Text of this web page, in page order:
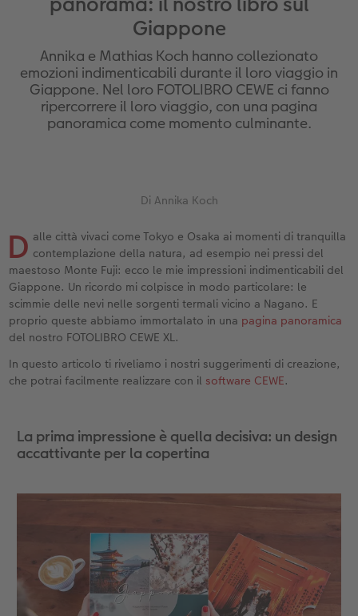
Custodia personalizzata
Tasca interna
FOTOLIBRO CEWE Kids
Copertina in pelle e lino
Come ordinare
Esempi di clienti
Storie dei clienti
Coffeetable Book «Art Collection»
Nature Prints
Poster premium
Set di foto
Foto adesivi
Fototessere biometriche
Accessori
CEWE myPhotos
Poster con mappa
Collage fotografico
hexxas
Plexiglas
Foto su legno
Poster Gallery
Poster su forex
Mosaico
Accessori
Altre occasioni
Biglietti pieghevoli
Foto biglietti
Cartoline postali
CEWE myPhotos
Giochi
Scuola e ufficio
Animali domestici
Faber-Castell
Foto-box regalo
Idee regalo
Buono regalo CEWE
CEWE myPhotos
Cover in silicone
Cover rigide
Cover in pelle
Cover in legno
Con design
CEWE myPhotos
Calendari da parete con design
Calendario da parete A4
Calendario da parete A4 Panoramico
Calendario da parete A3
CEWE myPhotos
Accessori
per il compleanno
Regali per la festa della mamma
Regali d’addio
Fotoregali per Pasqua
per l’addio al nubilato
Matrimonio
Concorsi fotografici
Storie dei clienti
Giappone
Annika e Mathias Koch hanno collezionato
emozioni indimenticabili durante il loro viaggio in
Giappone. Nel loro FOTOLIBRO CEWE ci fanno
ripercorrere il loro viaggio, con una pagina
panoramica come momento culminante.
Di Annika Koch
D alle città vivaci come Tokyo e Osaka ai momenti di tranquilla
contemplazione della natura, ad esempio nei pressi del
maestoso Monte Fuji: ecco le mie impressioni indimenticabili del
Giappone. Un ricordo mi colpisce in modo particolare: le
scimmie delle nevi nelle sorgenti termali vicino a Nagano. E
proprio queste abbiamo immortalato in una pagina panoramica
del nostro FOTOLIBRO CEWE XL.
In questo articolo ti riveliamo i nostri suggerimenti di creazione,
che potrai facilmente realizzare con il software CEWE.
La prima impressione è quella decisiva: un design
accattivante per la copertina